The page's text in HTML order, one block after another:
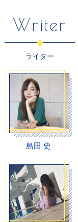
Writer
ライター
島田 史